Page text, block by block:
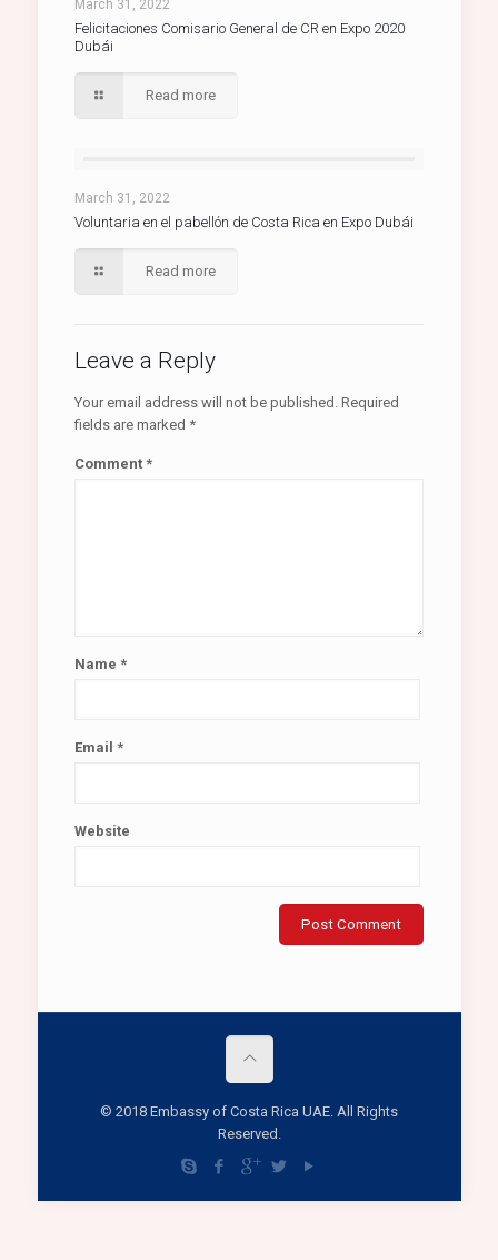
March 31, 2022
Felicitaciones Comisario General de CR en Expo 2020
Dubái
Read more
March 31, 2022
Voluntaria en el pabellón de Costa Rica en Expo Dubái
Read more
Leave a Reply
Your email address will not be published. Required
fields are marked *
Comment *
Name *
Email *
Website
© 2018 Embassy of Costa Rica UAE. All Rights
Reserved.